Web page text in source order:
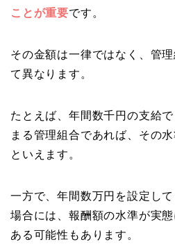
ことが重要です。
その金額は一律ではなく、管
て異なります。
たとえば、年間数千円の支給
まる管理組合であれば、その
といえます。
一方で、年間数万円を設定し
場合には、報酬額の水準が実
ある可能性もあります。